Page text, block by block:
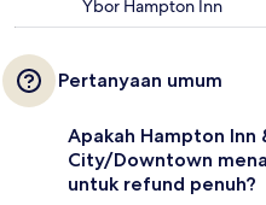
Ybor Hampton Inn
Pertanyaan umum
Apakah Hampton Inn
City/Downtown
untuk refund penuh?